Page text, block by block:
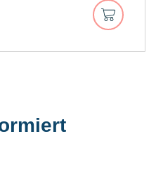
In
den
Warenkorb